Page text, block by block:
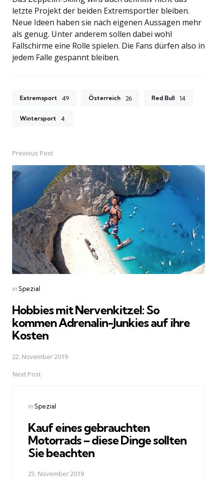
letzte Projekt der beiden Extremsportler bleiben.
Neue Ideen haben sie nach eigenen Aussagen mehr
als genug. Unter anderem sollen dabei wohl
Fallschirme eine Rolle spielen. Die Fans dürfen also in
jedem Falle gespannt bleiben.
Extremsport 49 Österreich 26 Red Bull 14
Wintersport 4
Post
navigation
Previous Post
Posted
inSpezial
Hobbies mit Nervenkitzel: So
kommen Adrenalin-Junkies auf ihre
Kosten
22. November 2019
Next Post
Posted
inSpezial
Kauf eines gebrauchten
Motorrads – diese Dinge sollten
Sie beachten
25. November 2019